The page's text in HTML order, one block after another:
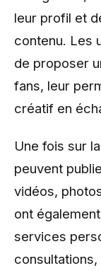
leur profil et
contenu. Les
de proposer
fans, leur
créatif en
Une fois sur
peuvent
vidéos,
ont
services